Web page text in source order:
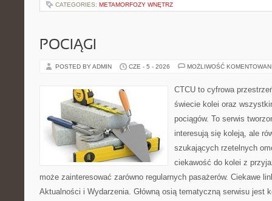
CATEGORIES: METAMORFOZY WNĘTRZ
POCIĄGI
POSTED BY ADMIN CZE - 5 - 2026 MOŻLIWOŚĆ
CTCU to cyfrowa
świecie kolei oraz
pociągów. To serwis
interesują się koleją, ale
szukających rzetelnych
ciekawość do kolei z
może zainteresować zarówno regularnych pasażerów. Ciekawe
Aktualności i Wydarzenia. Główną osią tematyczną serwisu jest